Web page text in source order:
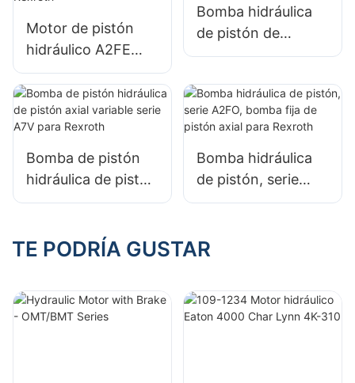
Motor de pistón
hidráulico A2FE
90/61W, motor fijo
de pistón axial para
Bosch Rexroth
Bomba hidráulica
de pistón de
desplazamiento
para Rexroth
Bomba de pistón
hidráulica de pistón
axial variable serie
Bomba hidráulica
de pistón, serie
A2FO, bomba fija
Rexroth
TE PODRÍA GUSTAR